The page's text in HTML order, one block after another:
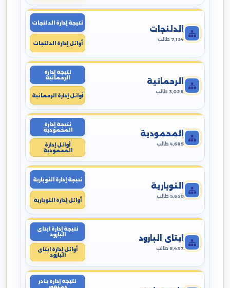
الدلنجات
7,134 طالب
نتيجة إدارة الدلنجات
أوائل إدارة الدلنجات
الرحمانية
3,028 طالب
نتيجة إدارة
الرحمانية
أوائل إدارة الرحمانية
المحمودية
4,685 طالب
نتيجة إدارة
المحمودية
أوائل إدارة
المحمودية
النوبارية
5,630 طالب
نتيجة إدارة النوبارية
أوائل إدارة النوبارية
ايتاى البارود
8,437 طالب
نتيجة إدارة ايتاى
البارود
أوائل إدارة ايتاى
البارود
نتيجة إدارة بندر
دمنهور